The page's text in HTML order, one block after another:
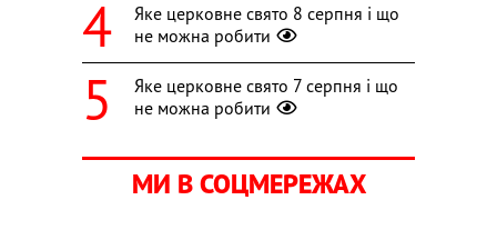
Яке церковне свято 8 серпня і що
не можна робити
Яке церковне свято 7 серпня і що
не можна робити
МИ В СОЦМЕРЕЖАХ